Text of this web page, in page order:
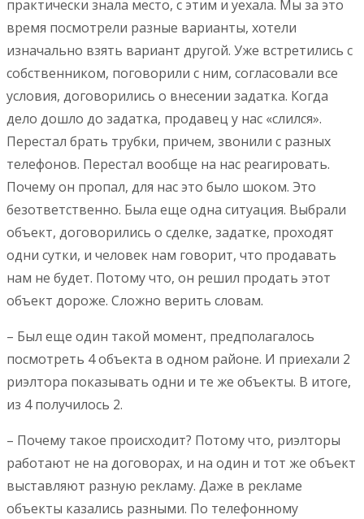
практически знала место, с этим и уехала. Мы за это
время посмотрели разные варианты, хотели
изначально взять вариант другой. Уже встретились с
собственником, поговорили с ним, согласовали все
условия, договорились о внесении задатка. Когда
дело дошло до задатка, продавец у нас «слился».
Перестал брать трубки, причем, звонили с разных
телефонов. Перестал вообще на нас реагировать.
Почему он пропал, для нас это было шоком. Это
безответственно. Была еще одна ситуация. Выбрали
объект, договорились о сделке, задатке, проходят
одни сутки, и человек нам говорит, что продавать
нам не будет. Потому что, он решил продать этот
объект дороже. Сложно верить словам.
– Был еще один такой момент, предполагалось
посмотреть 4 объекта в одном районе. И приехали 2
риэлтора показывать одни и те же объекты. В итоге,
из 4 получилось 2.
– Почему такое происходит? Потому что, риэлторы
работают не на договорах, и на один и тот же объект
выставляют разную рекламу. Даже в рекламе
объекты казались разными. По телефонному